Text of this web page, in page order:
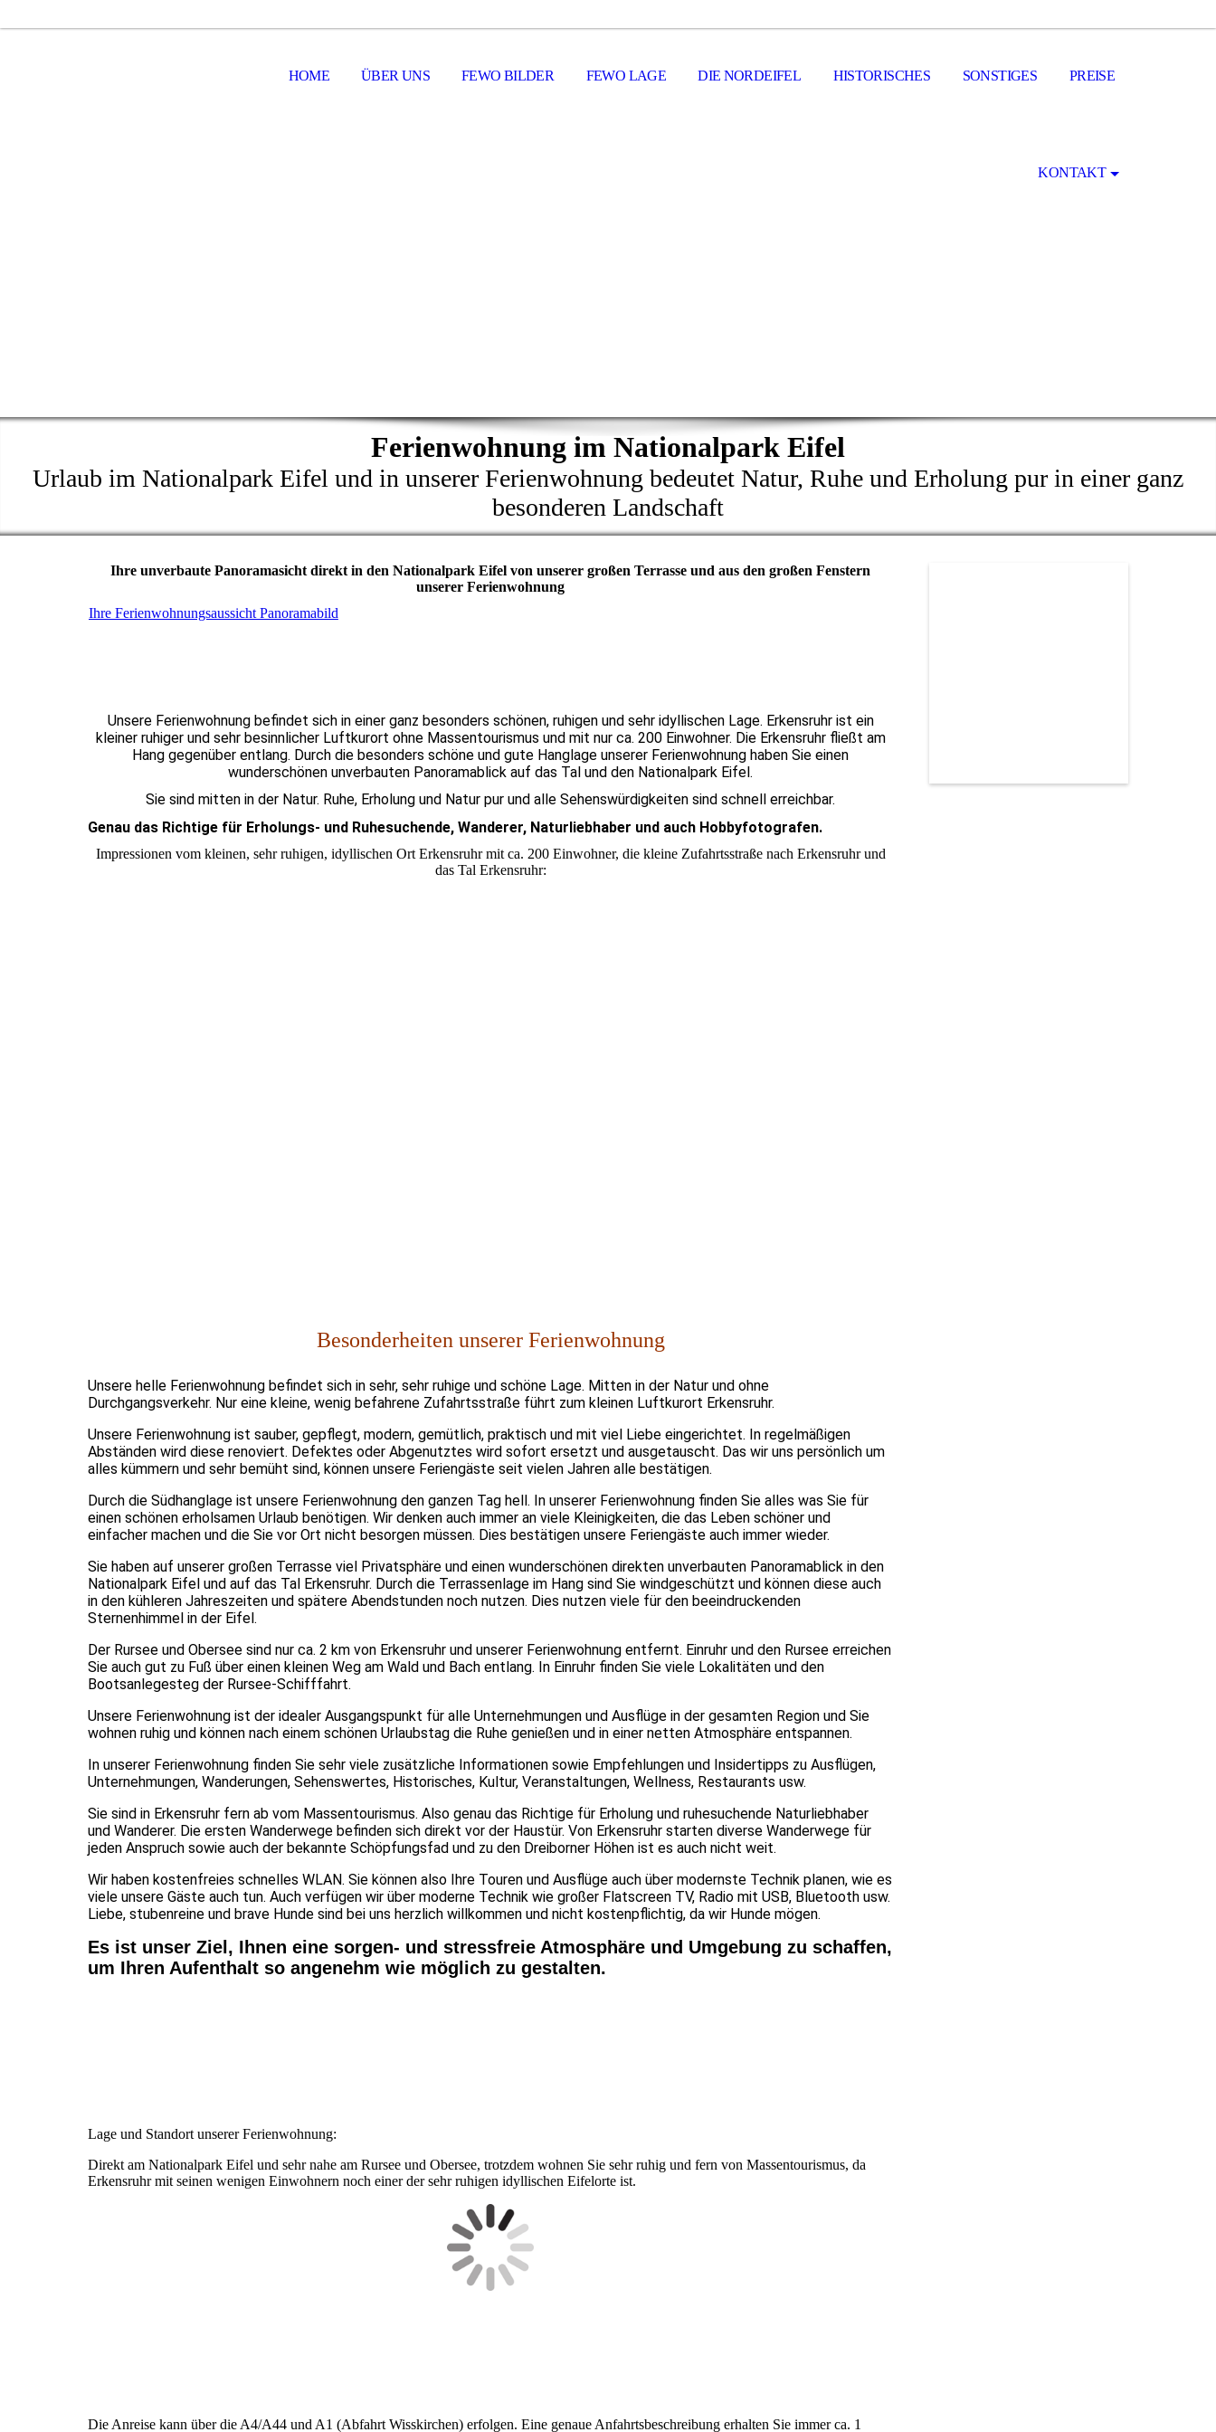
HOME ÜBER UNS FEWO BILDER FEWO LAGE DIE NORDEIFEL HISTORISCHES SONSTIGES PREISE
KONTAKT
Ferienwohnung im Nationalpark Eifel
Urlaub im Nationalpark Eifel und in unserer Ferienwohnung bedeutet Natur, Ruhe und Erholung pur in einer ganz
besonderen Landschaft
Ihre unverbaute Panoramasicht direkt in den Nationalpark Eifel von unserer großen Terrasse und aus den großen Fenstern
unserer Ferienwohnung
Ihre Ferienwohnungsaussicht Panoramabild
Unsere Ferienwohnung befindet sich in einer ganz besonders schönen, ruhigen und sehr idyllischen Lage. Erkensruhr ist ein
kleiner ruhiger und sehr besinnlicher Luftkurort ohne Massentourismus und mit nur ca. 200 Einwohner. Die Erkensruhr fließt am
Hang gegenüber entlang. Durch die besonders schöne und gute Hanglage unserer Ferienwohnung haben Sie einen
wunderschönen unverbauten Panoramablick auf das Tal und den Nationalpark Eifel.
Sie sind mitten in der Natur. Ruhe, Erholung und Natur pur und alle Sehenswürdigkeiten sind schnell erreichbar.
Genau das Richtige für Erholungs- und Ruhesuchende, Wanderer, Naturliebhaber und auch Hobbyfotografen.
Impressionen vom kleinen, sehr ruhigen, idyllischen Ort Erkensruhr mit ca. 200 Einwohner, die kleine Zufahrtsstraße nach Erkensruhr und
das Tal Erkensruhr:
Besonderheiten unserer Ferienwohnung
Unsere helle Ferienwohnung befindet sich in sehr, sehr ruhige und schöne Lage. Mitten in der Natur und ohne
Durchgangsverkehr. Nur eine kleine, wenig befahrene Zufahrtsstraße führt zum kleinen Luftkurort Erkensruhr.
Unsere Ferienwohnung ist sauber, gepflegt, modern, gemütlich, praktisch und mit viel Liebe eingerichtet. In regelmäßigen
Abständen wird diese renoviert. Defektes oder Abgenutztes wird sofort ersetzt und ausgetauscht. Das wir uns persönlich um
alles kümmern und sehr bemüht sind, können unsere Feriengäste seit vielen Jahren alle bestätigen.
Durch die Südhanglage ist unsere Ferienwohnung den ganzen Tag hell. In unserer Ferienwohnung finden Sie alles was Sie für
einen schönen erholsamen Urlaub benötigen. Wir denken auch immer an viele Kleinigkeiten, die das Leben schöner und
einfacher machen und die Sie vor Ort nicht besorgen müssen. Dies bestätigen unsere Feriengäste auch immer wieder.
Sie haben auf unserer großen Terrasse viel Privatsphäre und einen wunderschönen direkten unverbauten Panoramablick in den
Nationalpark Eifel und auf das Tal Erkensruhr. Durch die Terrassenlage im Hang sind Sie windgeschützt und können diese auch
in den kühleren Jahreszeiten und spätere Abendstunden noch nutzen. Dies nutzen viele für den beeindruckenden
Sternenhimmel in der Eifel.
Der Rursee und Obersee sind nur ca. 2 km von Erkensruhr und unserer Ferienwohnung entfernt. Einruhr und den Rursee erreichen
Sie auch gut zu Fuß über einen kleinen Weg am Wald und Bach entlang. In Einruhr finden Sie viele Lokalitäten und den
Bootsanlegesteg der Rursee-Schifffahrt.
Unsere Ferienwohnung ist der idealer Ausgangspunkt für alle Unternehmungen und Ausflüge in der gesamten Region und Sie
wohnen ruhig und können nach einem schönen Urlaubstag die Ruhe genießen und in einer netten Atmosphäre entspannen.
In unserer Ferienwohnung finden Sie sehr viele zusätzliche Informationen sowie Empfehlungen und Insidertipps zu Ausflügen,
Unternehmungen, Wanderungen, Sehenswertes, Historisches, Kultur, Veranstaltungen, Wellness, Restaurants usw.
Sie sind in Erkensruhr fern ab vom Massentourismus. Also genau das Richtige für Erholung und ruhesuchende Naturliebhaber
und Wanderer. Die ersten Wanderwege befinden sich direkt vor der Haustür. Von Erkensruhr starten diverse Wanderwege für
jeden Anspruch sowie auch der bekannte Schöpfungsfad und zu den Dreiborner Höhen ist es auch nicht weit.
Wir haben kostenfreies schnelles WLAN. Sie können also Ihre Touren und Ausflüge auch über modernste Technik planen, wie es
viele unsere Gäste auch tun. Auch verfügen wir über moderne Technik wie großer Flatscreen TV, Radio mit USB, Bluetooth usw.
Liebe, stubenreine und brave Hunde sind bei uns herzlich willkommen und nicht kostenpflichtig, da wir Hunde mögen.
Es ist unser Ziel, Ihnen eine sorgen- und stressfreie Atmosphäre und Umgebung zu schaffen,
um Ihren Aufenthalt so angenehm wie möglich zu gestalten.
Lage und Standort unserer Ferienwohnung:
Direkt am Nationalpark Eifel und sehr nahe am Rursee und Obersee, trotzdem wohnen Sie sehr ruhig und fern von Massentourismus, da
Erkensruhr mit seinen wenigen Einwohnern noch einer der sehr ruhigen idyllischen Eifelorte ist.
Die Anreise kann über die A4/A44 und A1 (Abfahrt Wisskirchen) erfolgen. Eine genaue Anfahrtsbeschreibung erhalten Sie immer ca. 1